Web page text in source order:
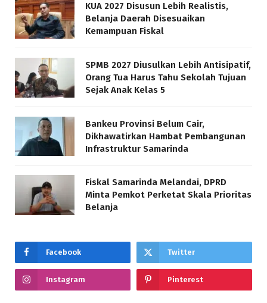
KUA 2027 Disusun Lebih Realistis,
Belanja Daerah Disesuaikan
Kemampuan Fiskal
SPMB 2027 Diusulkan Lebih Antisipatif,
Orang Tua Harus Tahu Sekolah Tujuan
Sejak Anak Kelas 5
Bankeu Provinsi Belum Cair,
Dikhawatirkan Hambat Pembangunan
Infrastruktur Samarinda
Fiskal Samarinda Melandai, DPRD
Minta Pemkot Perketat Skala Prioritas
Belanja
Facebook Twitter
Instagram Pinterest